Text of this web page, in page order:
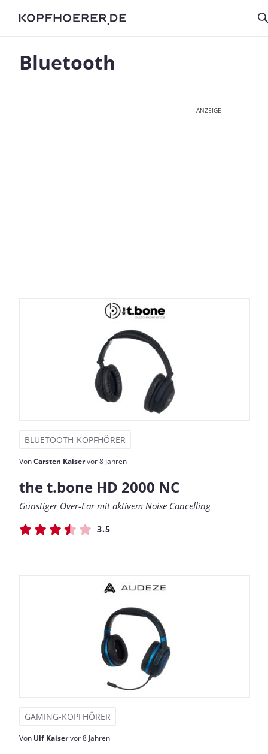
Bluetooth
ANZEIGE
BLUETOOTH-KOPFHÖRER
VonCarsten Kaiservor 8 Jahren
the t.bone HD 2000 NC
Günstiger Over-Ear mit aktivem Noise Cancelling
3.5
GAMING-KOPFHÖRER
Von Ulf Kaiservor 8 Jahren